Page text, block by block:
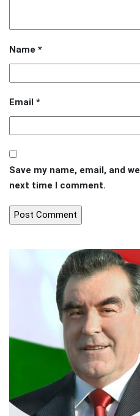
Name *
Email *
Save my name, email, and
next time I comment.